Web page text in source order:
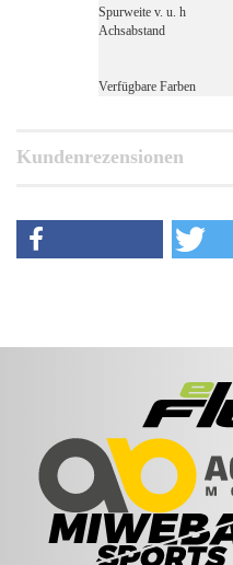
Spurweite v. u. h
Achsabstand
Verfügbare Farben
Kundenrezensionen